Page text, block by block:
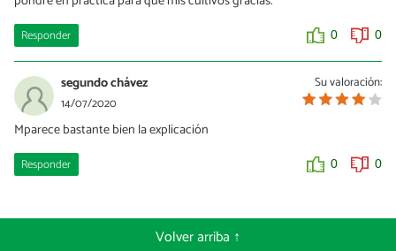
Responder 0 0
Su valoración:
segundo chávez
14/07/2020
Mparece bastante bien la explicación
Responder 0 0
Volver arriba ↑